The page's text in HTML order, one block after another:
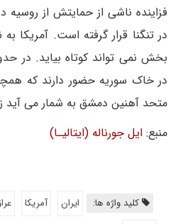
فزاینده ناشی از حمایتش از روسیه
در تنگنا قرار گرفته است. آمریکا
بخش نمی تواند کوتاه بیاید. در
در خاک سوریه حضور دارند که
متحد آهنین دمشق به شمار می آید
منبع: ایل جورناله (ایتالیـا)
کلید واژه ها: ایران آمریکا